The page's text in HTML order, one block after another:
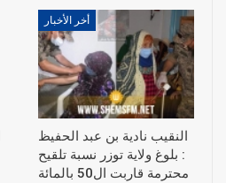
أخر الأخبار
النقيب نادية بن عبد الحفيظ
: بلوغ ولاية توزر نسبة تلقيح
محترمة قاربت ال50 بالمائة